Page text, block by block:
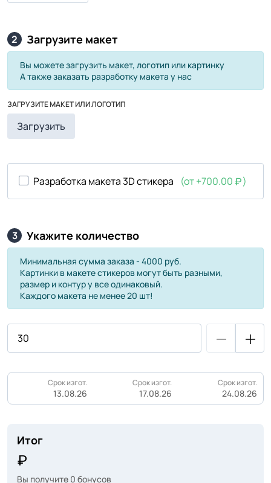
2 Загрузите макет
Вы можете загрузить макет, логотип или картинку
А также заказать разработку макета у нас
ЗАГРУЗИТЕ МАКЕТ ИЛИ ЛОГОТИП
Загрузить
Разработка макета 3D стикера (от +700.00 )
3 Укажите количество
Минимальная сумма заказа - 4000 руб.
Картинки в макете стикеров могут быть разными,
размер и контур у все одинаковый.
Каждого макета не менее 20 шт!
Срок изгот.
13.08.26
Срок изгот.
17.08.26
Срок изгот.
24.08.26
Итог
Вы получите 0 бонусов